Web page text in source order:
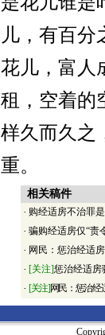
儿，有百
花儿，富人
租，空着的
样久而久之
重。
相关稿件
· 购经适房不治罪
· 骗购经适房仅“责
· 网民：惩治经适
· [关注]惩治经适房
· [关注]网民：惩治经